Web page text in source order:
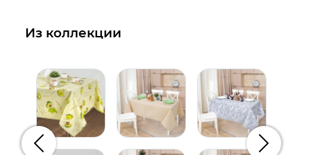
Из коллекции
Предыдущий